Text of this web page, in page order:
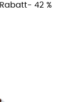
Rabatt- 42 %